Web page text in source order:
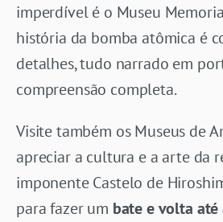
imperdível é o Museu
história da bomba atômica é
detalhes, tudo narrado em
compreensão completa.
Visite também os Museus de
apreciar a cultura e a arte da
imponente Castelo de
para fazer um bate e volta até